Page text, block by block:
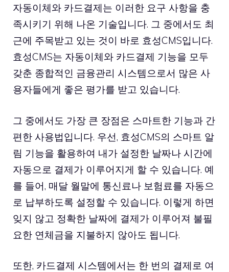
자동이체와 카드결제는 이러한 요구 사항을 충
족시키기 위해 나온 기술입니다. 그 중에서도 최
근에 주목받고 있는 것이 바로 효성CMS입니다.
효성CMS는 자동이체와 카드결제 기능을 모두
갖춘 종합적인 금융관리 시스템으로서 많은 사
용자들에게 좋은 평가를 받고 있습니다.
그 중에서도 가장 큰 장점은 스마트한 기능과 간
편한 사용법입니다. 우선, 효성CMS의 스마트 알
림 기능을 활용하여 내가 설정한 날짜나 시간에
자동으로 결제가 이루어지게 할 수 있습니다. 예
를 들어, 매달 월말에 통신료나 보험료를 자동으
로 납부하도록 설정할 수 있습니다. 이렇게 하면
잊지 않고 정확한 날짜에 결제가 이루어져 불필
요한 연체금을 지불하지 않아도 됩니다.
또한, 카드결제 시스템에서는 한 번의 결제로 여